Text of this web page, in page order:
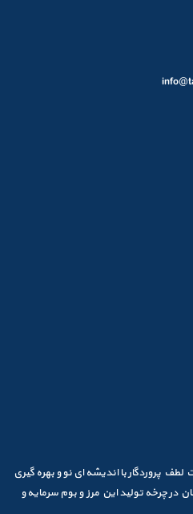
پروردگار با اندیشه ای نو و بهره گیری
در چرخه تولید این مرز و بوم سرمایه و